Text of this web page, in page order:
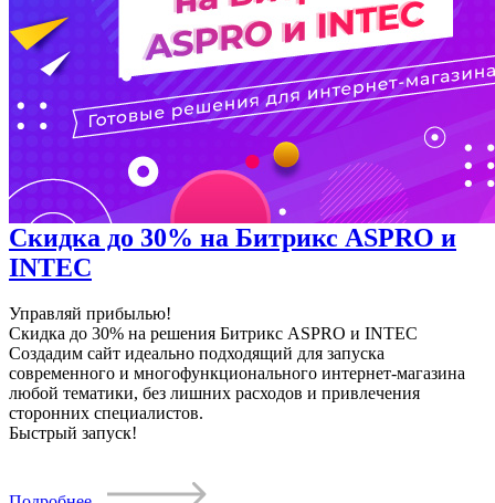
Скидка до 30% на Битрикс ASPRO и
INTEC
Управляй прибылью!
Скидка до 30% на решения Битрикс ASPRO и INTEC
Создадим сайт идеально подходящий для запуска
современного и многофункционального интернет-магазина
любой тематики, без лишних расходов и привлечения
сторонних специалистов.
Быстрый запуск!